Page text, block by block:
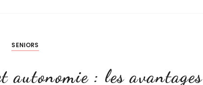
SENIORS
autonomie : les avantages